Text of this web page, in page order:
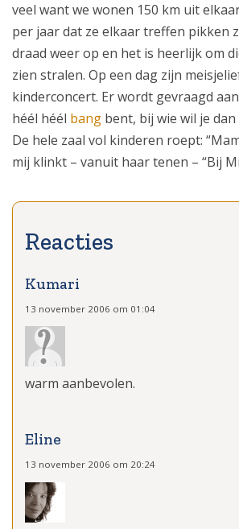
veel want we wonen 150 km uit
per jaar dat ze elkaar treffen pikken
draad weer op en het is heerlijk om
zien stralen. Op een dag zijn
kinderconcert. Er wordt gevraagd aan
héél héél bang bent, bij wie wil je
De hele zaal vol kinderen roept:
mij klinkt – vanuit haar tenen – “Bij
Kumari
13 november 2006 om 01:04
warm aanbevolen.
Eline
13 november 2006 om 20:24